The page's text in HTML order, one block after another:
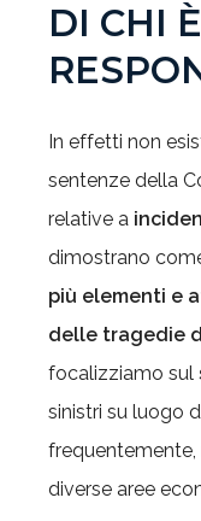
DI CHI
In effetti non
sentenze della
relative a
dimostrano
più elementi e
delle tragedie
focalizziamo sul
sinistri su luogo
frequentemente,
diverse aree